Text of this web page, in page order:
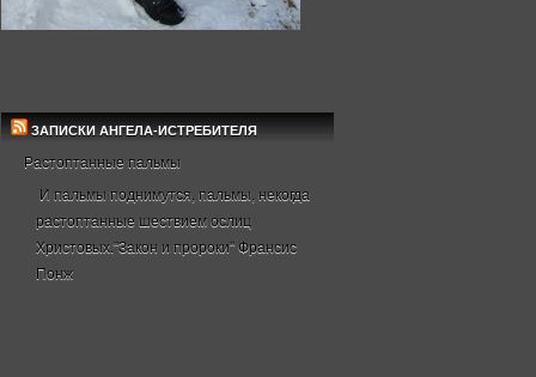
ЗАПИСКИ АНГЕЛА-ИСТРЕБИТЕЛЯ
Растоптанные пальмы
И пальмы поднимутся, пальмы, некогда
растоптанные шествием ослиц
Христовых."Закон и пророки" Франсис
Понж